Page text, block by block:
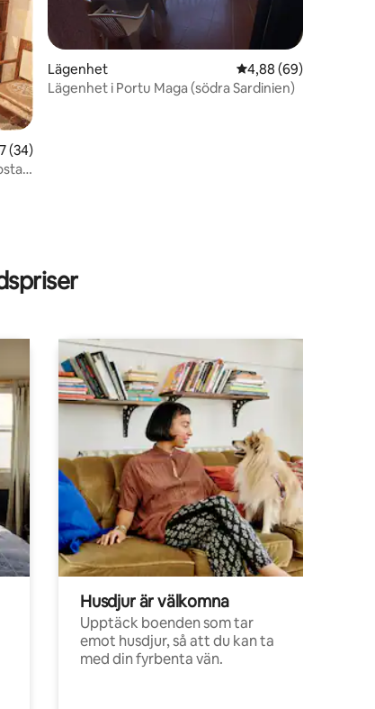
5 i genomsnittligt betyg, 34 omdömen
(34)
Lägenhet 4,88 av 5 i
4,88 (69)
Lägenhet i Portu Maga (södra Sardinien)
Husdjur är välkomna
Upptäck boenden som tar
emot husdjur, så att du kan ta
med din fyrbenta vän.